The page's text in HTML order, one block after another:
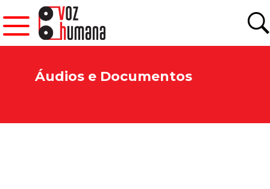
Áudios e Documentos